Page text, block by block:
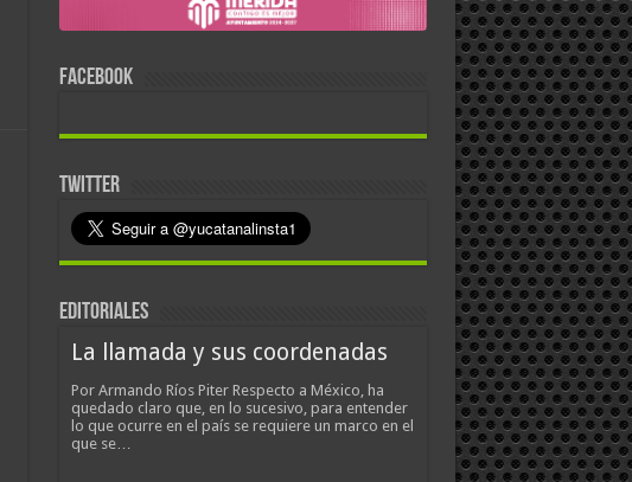
FACEBOOK
TWITTER
EDITORIALES
La llamada y sus coordenadas
Por Armando Ríos Piter Respecto a México, ha
quedado claro que, en lo sucesivo, para entender
lo que ocurre en el país se requiere un marco en el
que se…